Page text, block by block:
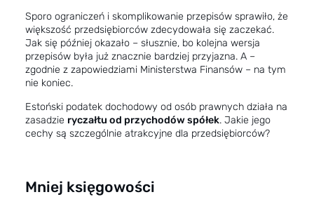
Sporo ograniczeń i skomplikowanie przepisów sprawiło, że
większość przedsiębiorców zdecydowała się zaczekać.
Jak się później okazało – słusznie, bo kolejna wersja
przepisów była już znacznie bardziej przyjazna. A –
zgodnie z zapowiedziami Ministerstwa Finansów – na tym
nie koniec.
Estoński podatek dochodowy od osób prawnych działa na
zasadzie ryczałtu od przychodów spółek. Jakie jego
cechy są szczególnie atrakcyjne dla przedsiębiorców?
Mniej księgowości